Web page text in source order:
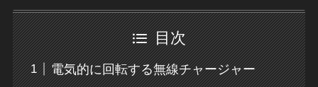
目次
電気的に回転する無線チャージャー